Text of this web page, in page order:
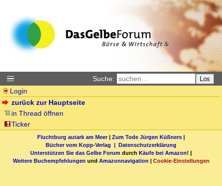
Suche: Los
Login
zurück zur Hauptseite
in Thread öffnen
Ticker
Fluchtburg autark am Meer| Zum Tode Jürgen Küßners |
Bücher vom Kopp-Verlag | Datenschutzerklärung
Unterstützen Sie das Gelbe Forum durch Käufe bei Amazon! |
Weitere Buchempfehlungen und Amazonnavigation | Cookie-Einstellungen